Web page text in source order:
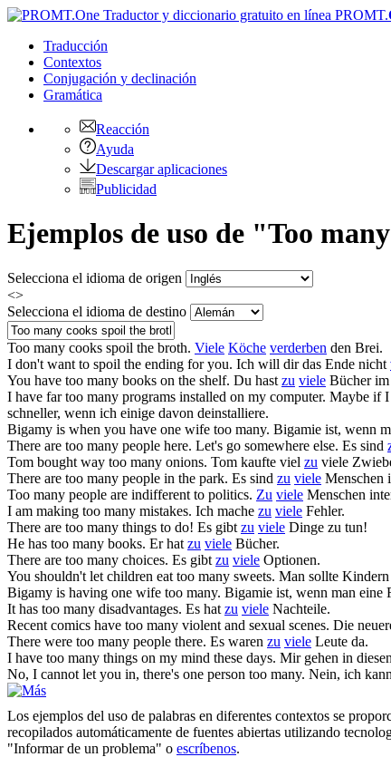
PROMT.
Traducción
Contextos
Conjugación y declinación
Gramática
Reacción
Ayuda
Descargar aplicaciones
Publicidad
Ejemplos de uso de "Too
Selecciona el idioma de origen
<>
Selecciona el idioma de destino
Too many cooks spoil the broth. Viele Köche verderben den Brei.
I don't want to spoil the ending for you. Ich will dir das Ende nicht
You have too many books on the shelf. Du hast zu viele Bücher
I have fartoo many programs installed on my computer. Maybe if
schneller, wenn ich einige davon deinstalliere.
Bigamy is when you have one wife too many. Bigamie ist, wenn
There are too many people here. Let's go somewhere else. Es sind
Tom bought way too many onions. Tom kaufte viel zu viele
There are too many people in the park. Es sind zu viele Menschen
Too many people are indifferent to politics. Zu viele Menschen
I am making too many mistakes. Ich mache zu viele Fehler.
There are too many things to do! Es gibt zu viele Dinge zu tun!
He has too many books. Er hat zu viele Bücher.
There are too many choices. Es gibt zu viele Optionen.
You shouldn't let children eat too many sweets. Man sollte
Bigamy is having one wife too many. Bigamie ist, wenn man eine
It has too many disadvantages. Es hat zu viele Nachteile.
Recent comics have too many violent and sexual scenes. Die
There were too many people there. Es waren zu viele Leute da.
I have too many things on my mind these days. Mir gehen in
No, I cannot let you in, there's one person too many. Nein, ich
Los ejemplos del uso de palabras en diferentes contextos se
recopilados automáticamente de fuentes abiertas utilizando
"Informar de un problema" o escríbenos.